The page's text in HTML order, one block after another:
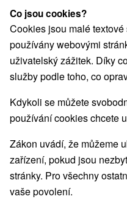
Motokárové dráhy
Mestské a zámocké parky
Kaštiele(2) Divadlá (3)
Jazda na koni(3) Šport (1)
Vyhliadkové veže a
Detské centrá a mestečká
Pamätníky (2) Technické
Atrakce s dětmi(17)
Múzeá a galérie (4)
Obce a města
Co jsou cookies?
Cookies jsou malé
používány webovými
uživatelský zážitek. Díky
služby podle toho, co
Kdykoli se můžete
používání cookies chcete
Zákon uvádí, že můžeme
zařízení, pokud jsou
stránky. Pro všechny
vaše povolení.